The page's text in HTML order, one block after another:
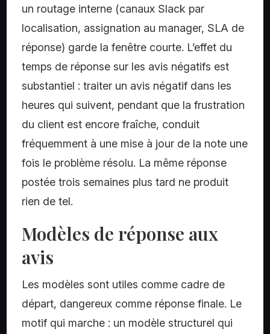
un routage interne (canaux Slack par
localisation, assignation au manager, SLA de
réponse) garde la fenêtre courte. L’effet du
temps de réponse sur les avis négatifs est
substantiel : traiter un avis négatif dans les
heures qui suivent, pendant que la frustration
du client est encore fraîche, conduit
fréquemment à une mise à jour de la note une
fois le problème résolu. La même réponse
postée trois semaines plus tard ne produit
rien de tel.
Modèles de réponse aux
avis
Les modèles sont utiles comme cadre de
départ, dangereux comme réponse finale. Le
motif qui marche : un modèle structurel qui